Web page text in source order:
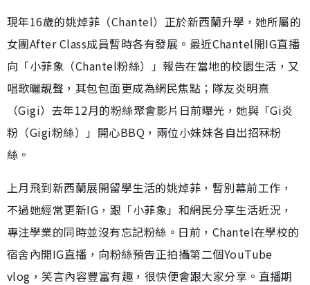
現年16歲的姚焯菲（Chantel）正於新西蘭升學，她所屬的
女團After Class成員暫時各有發展。最近Chantel開IG直播
向「小菲象（Chantel粉絲）」報告在當地的校園生活，又
唱歌曬靚聲，其包包面更成為網民焦點；隊友炎明熹
（Gigi）去年12月的粉絲聚會影片日前曝光，她與「Gi炎
粉（Gigi粉絲）」開心BBQ，兩位小妹妹各自出招冧粉
絲。
上月飛到新西蘭展開留學生活的姚焯菲，暫別幕前工作，
不過她經常更新IG，跟「小菲象」和網民分享生活近況，
專注學業的同時並沒有忘記粉絲。日前，Chantel在學校的
宿舍內開IG直播，向粉絲預告正拍攝第二個YouTube
vlog，笑言內容豐富有趣，很快便會跟大家分享。直播期